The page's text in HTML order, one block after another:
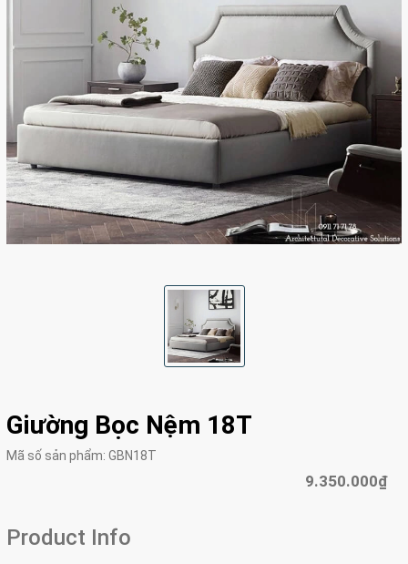
Giường Bọc Nệm 18T
Mã số sản phẩm: GBN18T
9.350.000₫
Product Info